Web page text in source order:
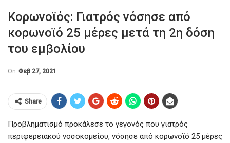
Κορωνοϊός: Γιατρός νόσησε από
κορωνοϊό 25 μέρες μετά τη 2η δόση
του εμβολίου
On Φεβ 27, 2021
Share
Προβληματισμό προκάλεσε το γεγονός που γιατρός
περιφερειακού νοσοκομείου, νόσησε από κορωνοϊό 25 μέρες